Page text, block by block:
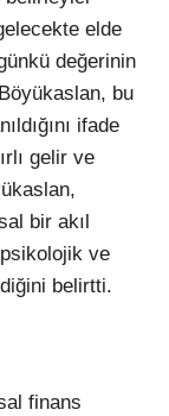
elde
değerinin
bu
ifade
gelir ve
bir akıl
psikolojik ve
belirtti.
finans